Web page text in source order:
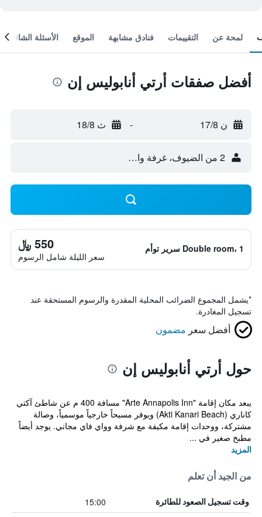
لمحة عن التقييمات فنادق مشابهة الموقع الأسئلة الشائعة
أفضل صفقات أرتي أنابوليس إن
ن 17/8 - ث 18/8
2 من الضيوف، غرفة واحدة
Double room، 1 سرير توأم 550 ﷼
سعر الليلة شامل الرسوم
*يشمل المجموع الضرائب المحلية المقدرة والرسوم المستحقة عند
تسجيل المغادرة.
أفضل سعر مضمون
حول أرتي أنابوليس إن
يبعد مكان إقامة "Arte Annapolis Inn" مسافة 400 م عن شاطئ آكتي
كاناري (Akti Kanari Beach) ويوفر مسبحاً خارجياً موسمياً، وصالة
مشتركة، ووحدات إقامة مكيفة مع شرفة وواي فاي مجاني. يوجد أيضاً
مطبخ صغير في ...
المزيد
من الجيد أن تعلم
وقت تسجيل الصعود للطائرة 15:00